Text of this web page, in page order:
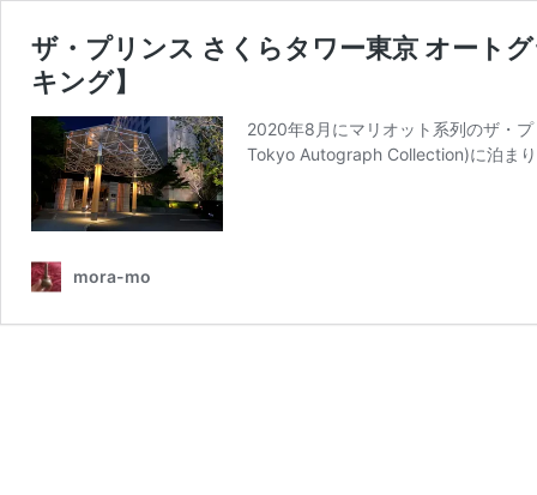
ザ・プリンス さくらタワー東京 オート
キング】
2020年8月にマリオット系列のザ・
Tokyo Autograph Collection)に泊ま
mora-mo